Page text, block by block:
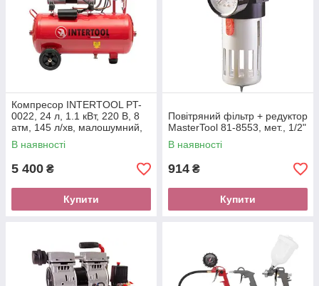
Компресор INTERTOOL PT-
0022, 24 л, 1.1 кВт, 220 В, 8
атм, 145 л/хв, малошумний,
безмасляний, 2 циліндра
В наявності
5 400 ₴
Купити
Повітряний фільтр + редуктор
MasterTool 81-8553, мет., 1/2"
В наявності
914 ₴
Купити